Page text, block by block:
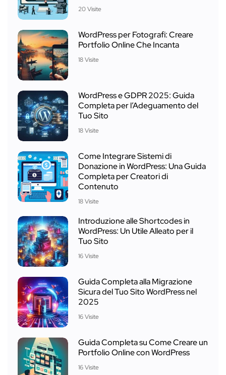
20 Visite
WordPress per Fotografi: Creare
Portfolio Online Che Incanta
18 Visite
WordPress e GDPR 2025: Guida
Completa per l’Adeguamento del
Tuo Sito
18 Visite
Come Integrare Sistemi di
Donazione in WordPress: Una Guida
Completa per Creatori di
Contenuto
18 Visite
Introduzione alle Shortcodes in
WordPress: Un Utile Alleato per il
Tuo Sito
16 Visite
Guida Completa alla Migrazione
Sicura del Tuo Sito WordPress nel
2025
16 Visite
Guida Completa su Come Creare un
Portfolio Online con WordPress
16 Visite